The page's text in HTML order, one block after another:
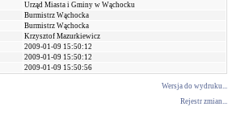
Urząd Miasta i Gminy w Wąchocku
Burmistrz Wąchocka
Burmistrz Wąchocka
Krzysztof Mazurkiewicz
2009-01-09 15:50:12
2009-01-09 15:50:12
2009-01-09 15:50:56
Wersja do wydruku...
Rejestr zmian...